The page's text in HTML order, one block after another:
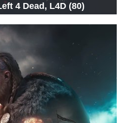
4 Dead, L4D (80)